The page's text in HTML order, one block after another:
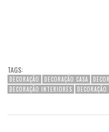
TAGS:
DECORAÇÃO DECORAÇÃO CASA
DECORAÇÃO INTERIORES